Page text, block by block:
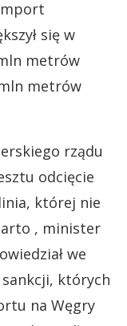
się w
metrów
metrów
rządu
odcięcie
której nie
, minister
we
których
na Węgry